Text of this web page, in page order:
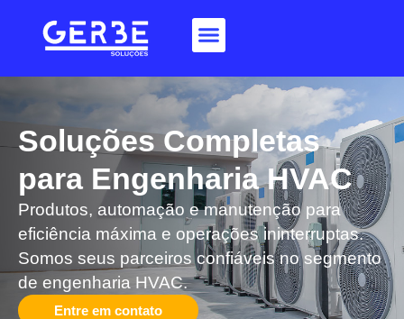
Soluções Completas
para Engenharia HVAC​
Produtos, automação e manutenção para
eficiência máxima e operações ininterruptas.
Somos seus parceiros confiáveis no segmento
de engenharia HVAC.
Entre em contato